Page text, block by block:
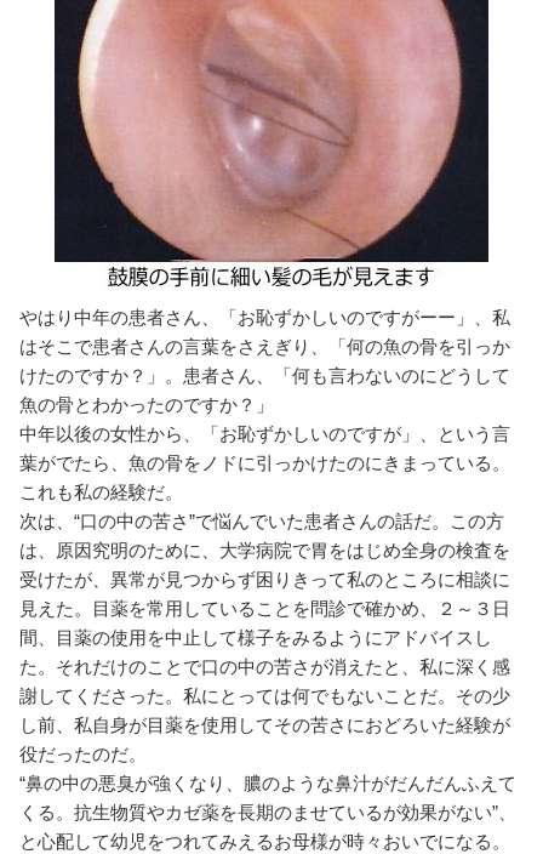
やはり中年の患者さん、「お恥ずかしいのですがーー」、私
はそこで患者さんの言葉をさえぎり、「何の魚の骨を引っか
けたのですか？」。患者さん、「何も言わないのにどうして
魚の骨とわかったのですか？」
中年以後の女性から、「お恥ずかしいのですが」、という言
葉がでたら、魚の骨をノドに引っかけたのにきまっている。
これも私の経験だ。
次は、“口の中の苦さ”で悩んでいた患者さんの話だ。この方
は、原因究明のために、大学病院で胃をはじめ全身の検査を
受けたが、異常が見つからず困りきって私のところに相談に
見えた。目薬を常用していることを問診で確かめ、２～３日
間、目薬の使用を中止して様子をみるようにアドバイスし
た。それだけのことで口の中の苦さが消えたと、私に深く感
謝してくださった。私にとっては何でもないことだ。その少
し前、私自身が目薬を使用してその苦さにおどろいた経験が
役だったのだ。
“鼻の中の悪臭が強くなり、膿のような鼻汁がだんだんふえて
くる。抗生物質やカゼ薬を長期のませているが効果がない”、
と心配して幼児をつれてみえるお母様が時々おいでになる。